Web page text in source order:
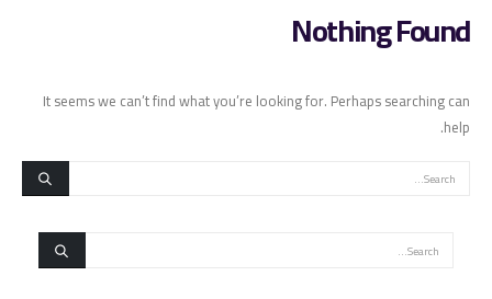
Nothing Found
It seems we can’t find what you’re looking for. Perhaps searching can
help.